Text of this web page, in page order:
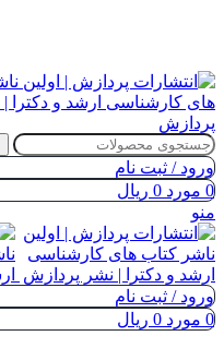
ورود / ثبت نام
0 مورد 0 ریال
منو
ورود / ثبت نام
0 مورد 0 ریال